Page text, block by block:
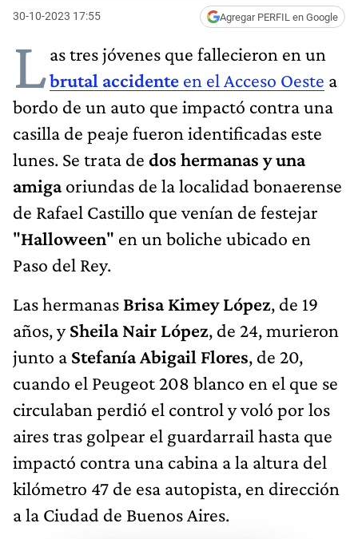
30-10-2023 17:55 Agregar PERFIL en Google
Las tres jóvenes que fallecieron en un
brutal accidente en el Acceso Oeste a
bordo de un auto que impactó contra una
casilla de peaje fueron identificadas este
lunes. Se trata de dos hermanas y una
amigaoriundas de la localidad bonaerense
de Rafael Castillo que venían de festejar
"Halloween" en un boliche ubicado en
Paso del Rey.
Las hermanas Brisa Kimey López, de 19
años,ySheila Nair López, de 24, murieron
junto a Stefanía Abigail Flores, de 20,
cuando el Peugeot 208 blanco en el que se
circulaban perdió el control y voló por los
aires tras golpear el guardarrail hasta que
impactó contra una cabina a la altura del
kilómetro 47 de esa autopista, en dirección
a la Ciudad de Buenos Aires.